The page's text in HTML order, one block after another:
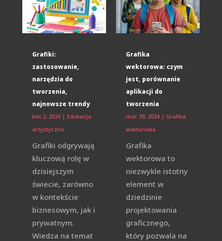
Grafiki:
zastosowanie,
narzędzia do
tworzenia,
najnowsze trendy
kwi 2, 2024| Edukacja
artystyczna
Grafiki odgrywają
kluczową rolę w
dzisiejszym
świecie, zarówno
w kontekście
biznesowym, jak i
prywatnym.
Wiedza na temat
Grafika
wektorowa: czym
jest, porównanie
aplikacji do
tworzenia
mar 29, 2024| Grafika
wektorowa
Grafika
wektorowa to
niezwykle istotny
element w
dziedzinie
projektowania
graficznego,
który pozwala na